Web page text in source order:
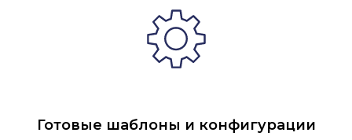
Готовые шаблоны и конфигурации